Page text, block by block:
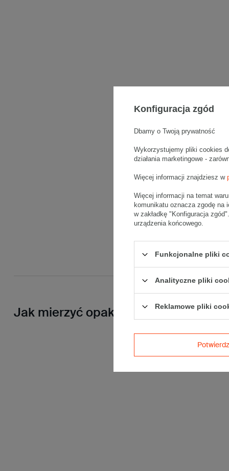
Jak mierzyć opakowanie
Konfiguracja zgód
Dbamy o Twoją prywatność
Wykorzystujemy pliki cookies
działania marketingowe -
Więcej informacji znajdziesz w
Więcej informacji na temat
komunikatu oznacza zgodę na
w zakładkę "Konfiguracja
urządzenia końcowego.
Funkcjonalne pliki
Analityczne pliki
Reklamowe pliki